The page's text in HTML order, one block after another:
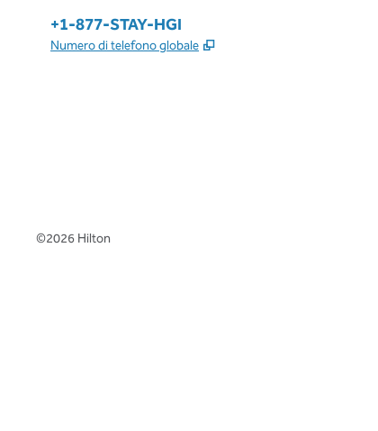
Telefono:
+1-877-STAY-HGI
Numero di telefono globale ,
©2026 Hilton